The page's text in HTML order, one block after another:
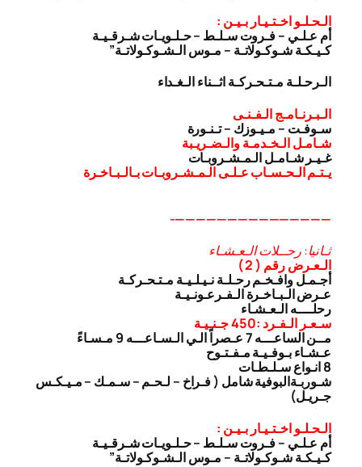
الـحـلـو اخـتـيـار بـيـن :
أم عـلـي – فـروت سـلـط – حـلـويـات شـرقـيـة
كـيـكـة شـوكـولاتـة – مـوس الـشـوكـولاتـة”
الـرحـلـة مـتـحـركـة اثــناء الـغـداء
الـبـرنـامـج الـفـنـى
سـوفـت – مـيـوزك – تـنـورة
شـامـل الـخـدمـة والـضـريـبة
غـيـر شـامـل الـمـشـروبـات
يـتـم الـحـسـاب عـلـى الـمـشـروبـات بـالـبـاخـرة
———————————————-
ثـانيا: رحــلات الـعـشـاء
الـعـرض رقم ( 2 )
أجـمـل وافـخـم رحـلـة نـيـلـيـة مـتـحـركـة
عـرض الـبـاخـرة الـفـرعـونـيـة
رحلــــه الـعـشـاء
سـعـر الـفـرد :450 جـنـيـة
مــن الساعـــه 7 عـصراً الـي الـسـاعـــه 9 مـسـاءً
عـشـاء بـوفـيـة مـفـتـوح
8 انـواع سـلـطـات
شـوربـةالبوفية شامل ( فـراخ – لـحـم – سـمـك – مـيـكـس
جـريـل)
الـحـلـو اخـتـيـار بـيـن :
أم عـلـي – فـروت سـلـط – حـلـويـات شـرقـيـة
كـيـكـة شـوكـولاتـة – مـوس الـشـوكـولاتـة”